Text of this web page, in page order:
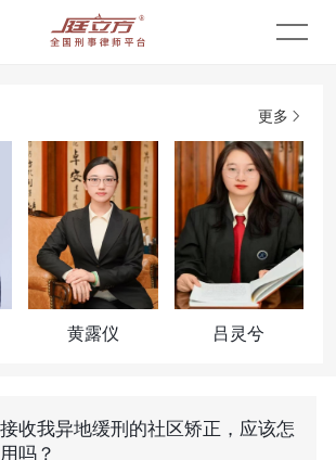

更多
黄露仪 吕灵兮
收我异地缓刑的社区矫正，应该怎
吗？